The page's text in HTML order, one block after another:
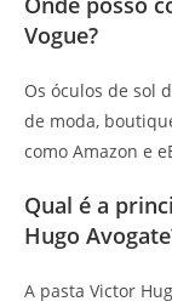
Vogue?
Os óculos de sol
de moda,
como Amazon e
Qual é a
Hugo
A pasta Victor